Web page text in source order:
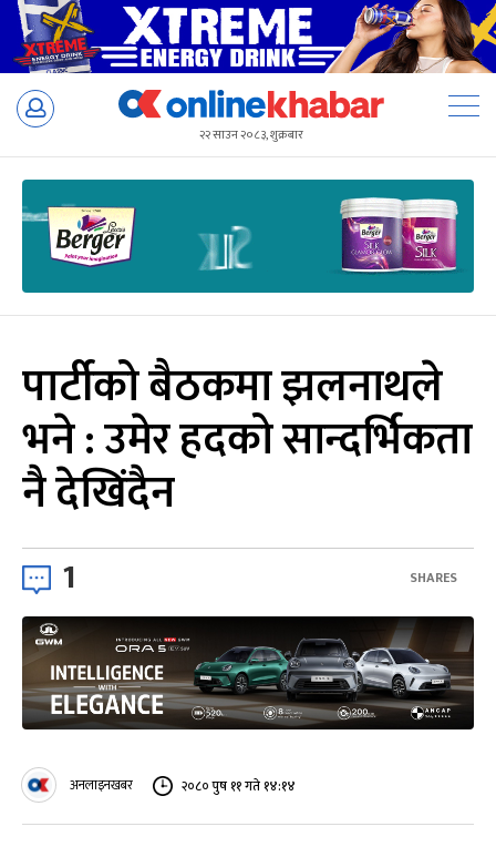
Skip
२२ साउन २०८३, शुक्रबार
पार्टीको बैठकमा झलनाथले
भने : उमेर हदको सान्दर्भिकता
नै देखिंदैन
1 SHARES
अनलाइनखबर २०८० पुष ११ गते १४:१४